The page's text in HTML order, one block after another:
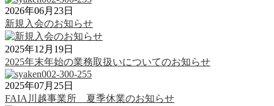
2026年06月23日
新規入会のお知らせ
2025年12月19日
2025年末年始の業務取扱いについてのお知らせ
2025年07月25日
FAIA川越事業所 夏季休業のお知らせ